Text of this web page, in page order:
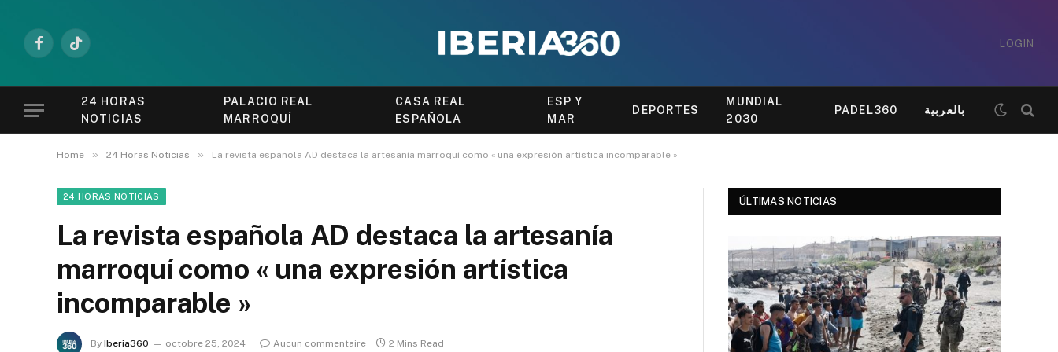
FacebookTikTok
LOGIN
24 HORAS
NOTICIAS
PALACIO REAL
MARROQUÍ
CASA REAL
ESPAÑOLA
ESP Y
MAR
DEPORTES
MUNDIAL
2030
PADEL360 بالعربية
Home » 24 Horas Noticias » La revista española AD destaca la artesanía marroquí como « una expresión artística incomparable »
24 HORAS NOTICIAS
La revista española AD destaca la artesanía
marroquí como « una expresión artística
incomparable »
By Iberia360 octobre 25, 2024 Aucun commentaire 2 Mins Read
ÚLTIMAS NOTICIAS